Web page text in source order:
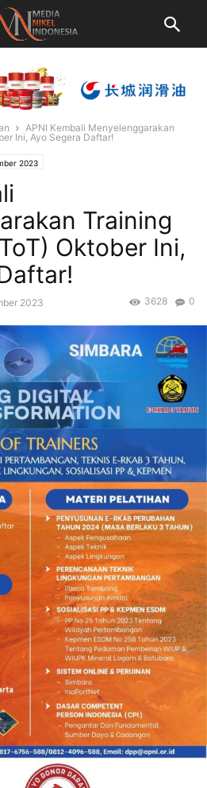
APNI Kembali Menyelenggarakan
Ini, Ayo Segera Daftar!
2023
Training
Oktober Ini,
2023 0
3628